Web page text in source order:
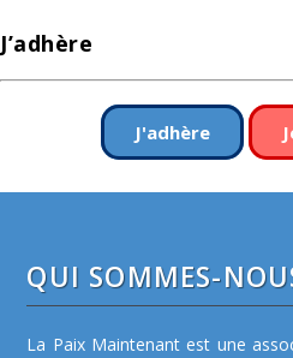
J’adhère
J'adhère
QUI SOMMES-
La Paix Maintenant est une